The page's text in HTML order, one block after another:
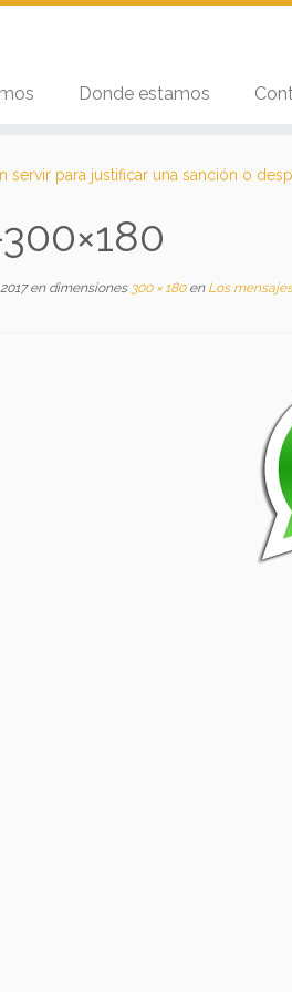
Donde estamos
servir para justificar una sanción o
en dimensiones300 × 180enLos